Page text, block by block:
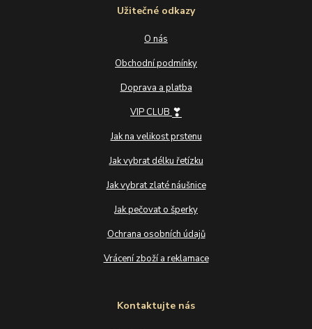
Užitečné odkazy
O nás
Obchodní podmínky
Doprava a platba
VIP CLUB ❣
Jak na velikost prstenu
Jak vybrat délku řetízku
Jak vybrat zlaté náušnice
Jak pečovat o šperky
Ochrana osobních údajů
Vrácení zboží a reklamace
Kontaktujte nás